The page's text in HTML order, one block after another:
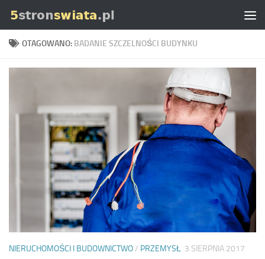
Skip to content
OTAGOWANO: BADANIE SZCZELNOŚCI BUDYNKU
NIERUCHOMOŚCI I BUDOWNICTWO/ PRZEMYSŁ 3 SIERPNIA 2017